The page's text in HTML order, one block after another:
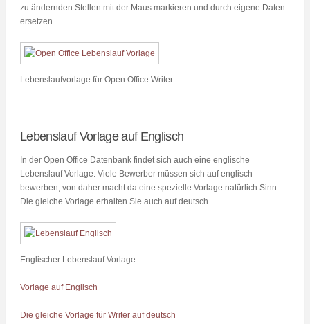
zu ändernden Stellen mit der Maus markieren und durch eigene Daten
ersetzen.
Lebenslaufvorlage für Open Office Writer
Lebenslauf Vorlage auf Englisch
In der Open Office Datenbank findet sich auch eine englische
Lebenslauf Vorlage. Viele Bewerber müssen sich auf englisch
bewerben, von daher macht da eine spezielle Vorlage natürlich Sinn.
Die gleiche Vorlage erhalten Sie auch auf deutsch.
Englischer Lebenslauf Vorlage
Vorlage auf Englisch
Die gleiche Vorlage für Writer auf deutsch